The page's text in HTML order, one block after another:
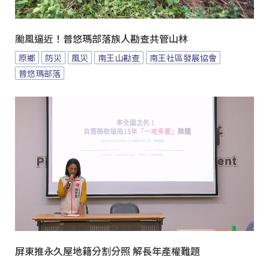
颱風逼近！普悠瑪部落族人勘查共管山林
原鄉 防災 風災 南王山勘查
南王社區發展協會
普悠瑪部落
屏東推永久屋地籍分割分照 解長年產權難題